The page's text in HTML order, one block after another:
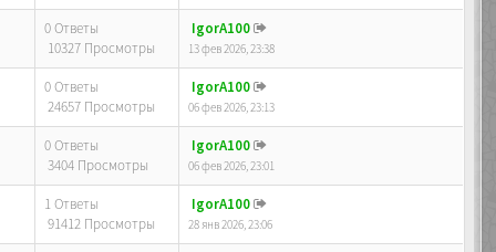
0 Ответы
10327 Просмотры
IgorA100
13 фев 2026, 23:38
0 Ответы
24657 Просмотры
IgorA100
06 фев 2026, 23:13
0 Ответы
3404 Просмотры
IgorA100
06 фев 2026, 23:01
1 Ответы
91412 Просмотры
IgorA100
28 янв 2026, 23:06